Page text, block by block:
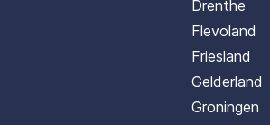
Drenthe
Flevoland
Friesland
Gelderland
Groningen